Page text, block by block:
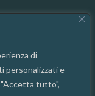
di
personalizzati e
"Accetta tutto",